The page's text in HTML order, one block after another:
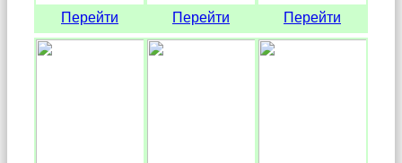
Перейти Перейти Перейти